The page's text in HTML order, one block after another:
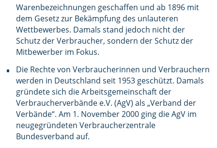
Warenbezeichnungen geschaffen und ab 1896 mit
dem Gesetz zur Bekämpfung des unlauteren
Wettbewerbes. Damals stand jedoch nicht der
Schutz der Verbraucher, sondern der Schutz der
Mitbewerber im Fokus.
Die Rechte von Verbraucherinnen und Verbrauchern
werden in Deutschland seit 1953 geschützt. Damals
gründete sich die Arbeitsgemeinschaft der
Verbraucherverbände e.V. (AgV) als „Verband der
Verbände“. Am 1. November 2000 ging die AgV im
neugegründeten Verbraucherzentrale
Bundesverband auf.